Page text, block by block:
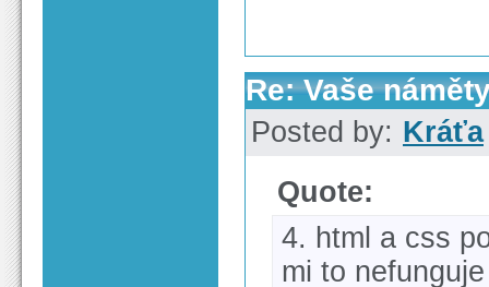
Re: Vaše
Posted by: Kráťa
Quote:
4. html a css
mi to